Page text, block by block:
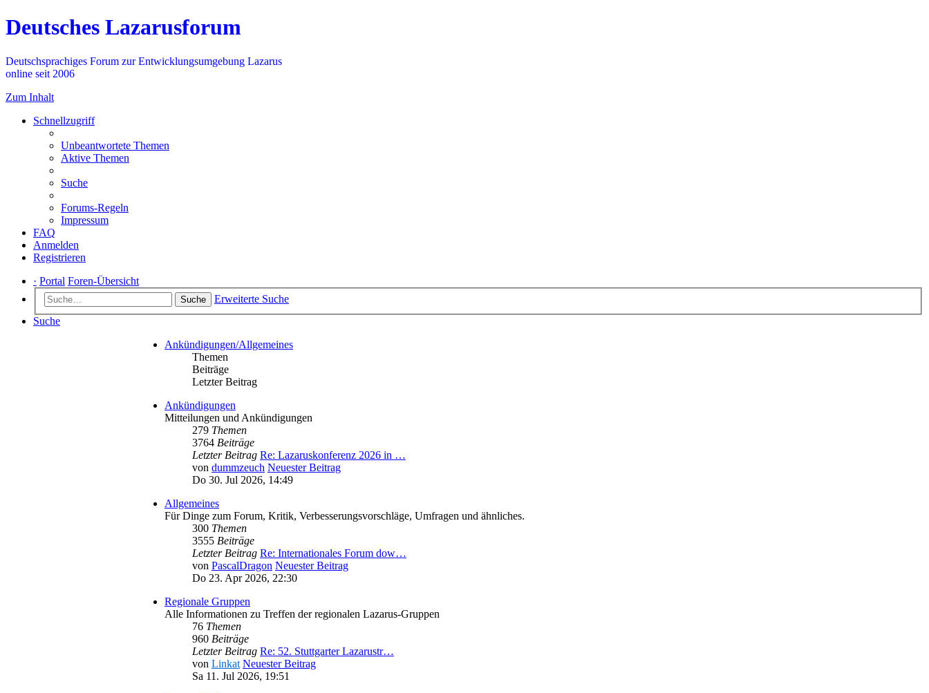
Deutsches Lazarusforum
Deutschsprachiges Forum zur Entwicklungsumgebung Lazarus
online seit 2006
Zum Inhalt
Schnellzugriff
Unbeantwortete Themen
Aktive Themen
Suche
Forums-Regeln
Impressum
FAQ
Anmelden
Registrieren
· Portal Foren-Übersicht
Suche
Erweiterte Suche
Suche
Ankündigungen/Allgemeines
Themen
Beiträge
Letzter Beitrag
Ankündigungen
Mitteilungen und Ankündigungen
279 Themen
3764 Beiträge
Letzter Beitrag Re: Lazaruskonferenz 2026 in …
von dummzeuch Neuester Beitrag
Do 30. Jul 2026, 14:49
Allgemeines
Für Dinge zum Forum, Kritik, Verbesserungsvorschläge, Umfragen und ähnliches.
300 Themen
3555 Beiträge
Letzter Beitrag Re: Internationales Forum dow…
von PascalDragon Neuester Beitrag
Do 23. Apr 2026, 22:30
Regionale Gruppen
Alle Informationen zu Treffen der regionalen Lazarus-Gruppen
76 Themen
960 Beiträge
Letzter Beitrag Re: 52. Stuttgarter Lazarustr…
von Linkat Neuester Beitrag
Sa 11. Jul 2026, 19:51